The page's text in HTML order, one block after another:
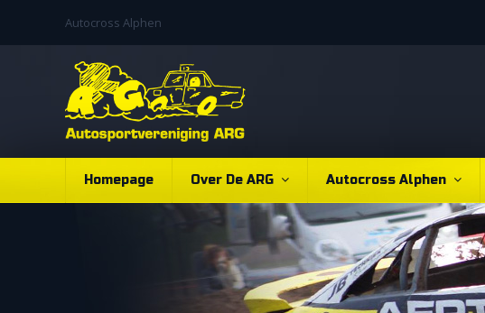
Autocross Alphen
Homepage Over De ARG Autocross Alphen